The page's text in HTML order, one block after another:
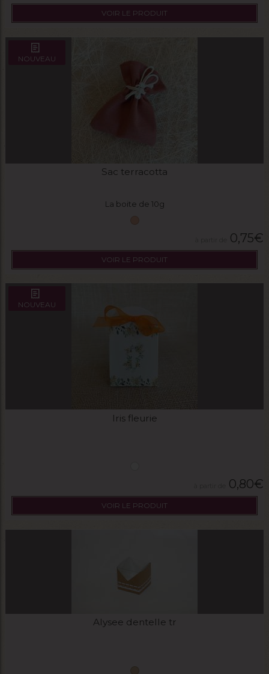
VOIR LE PRODUIT
NOUVEAU
Sac terracotta
La boite de 10g
0,75€
VOIR LE PRODUIT
NOUVEAU
Iris fleurie
0,80€
VOIR LE PRODUIT
Alysee dentelle tr